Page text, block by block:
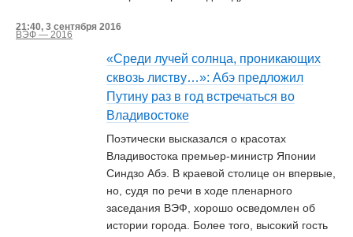
21:40, 3 сентября 2016
ВЭФ — 2016
«Среди лучей солнца, проникающих
сквозь листву…»: Абэ предложил
Путину раз в год встречаться во
Владивостоке
Поэтически высказался о красотах
Владивостока премьер-министр Японии
Синдзо Абэ. В краевой столице он впервые,
но, судя по речи в ходе пленарного
заседания ВЭФ, хорошо осведомлен об
истории города. Более того, высокий гость